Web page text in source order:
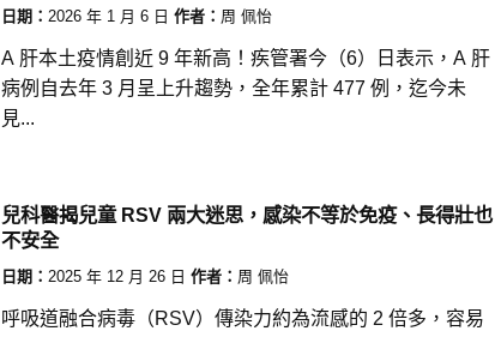
日期： 2026 年 1 月 6 日 作者： 周 佩怡
A 肝本土疫情創近 9 年新高！疾管署今（6）日表示，A 肝
病例自去年 3 月呈上升趨勢，全年累計 477 例，迄今未
見...
兒科醫揭兒童 RSV 兩大迷思，感染不等於免疫、長得壯也
不安全
日期： 2025 年 12 月 26 日 作者： 周 佩怡
呼吸道融合病毒（RSV）傳染力約為流感的 2 倍多，容易